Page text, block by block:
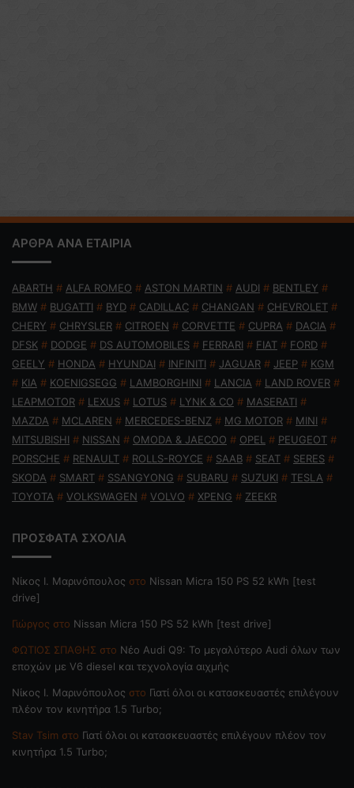
ΑΡΘΡΑ ΑΝΑ ΕΤΑΙΡΙΑ
ABARTH # ALFA ROMEO # ASTON MARTIN # AUDI # BENTLEY #
BMW # BUGATTI # BYD # CADILLAC # CHANGAN # CHEVROLET #
CHERY # CHRYSLER # CITROEN # CORVETTE # CUPRA # DACIA #
DFSK # DODGE # DS AUTOMOBILES # FERRARI # FIAT # FORD #
GEELY # HONDA # HYUNDAI # INFINITI # JAGUAR # JEEP # KGM
# KIA # KOENIGSEGG # LAMBORGHINI # LANCIA # LAND ROVER #
LEAPMOTOR # LEXUS # LOTUS # LYNK & CO # MASERATI #
MAZDA # MCLAREN # MERCEDES-BENZ # MG MOTOR # MINI #
MITSUBISHI # NISSAN # OMODA & JAECOO # OPEL # PEUGEOT #
PORSCHE # RENAULT # ROLLS-ROYCE # SAAB # SEAT # SERES #
SKODA # SMART # SSANGYONG # SUBARU # SUZUKI # TESLA #
TOYOTA # VOLKSWAGEN # VOLVO # XPENG # ZEEKR
ΠΡΟΣΦΑΤΑ ΣΧΟΛΙΑ
Nίκος Ι. Mαρινόπουλος στο Nissan Micra 150 PS 52 kWh [test
drive]
Γιώργος στο Nissan Micra 150 PS 52 kWh [test drive]
ΦΩΤΙΟΣ ΣΠΑΘΗΣ στο Νέο Audi Q9: Το μεγαλύτερο Audi όλων των
εποχών με V6 diesel και τεχνολογία αιχμής
Nίκος Ι. Mαρινόπουλος στο Γιατί όλοι οι κατασκευαστές επιλέγουν
πλέον τον κινητήρα 1.5 Turbo;
Stav Tsim στο Γιατί όλοι οι κατασκευαστές επιλέγουν πλέον τον
κινητήρα 1.5 Turbo;